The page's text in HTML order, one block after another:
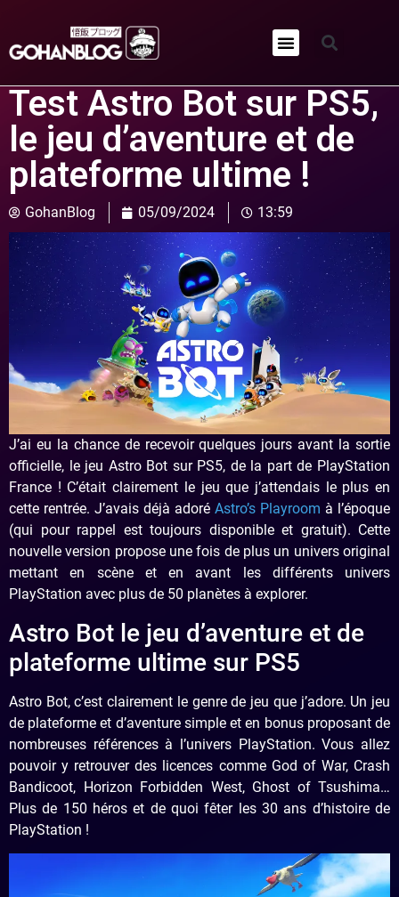
Test Astro Bot sur PS5,
le jeu d’aventure et de
plateforme ultime !
GohanBlog 05/09/2024 13:59
J’ai eu la chance de recevoir quelques jours avant la sortie
officielle, le jeu Astro Bot sur PS5, de la part de PlayStation
France ! C’était clairement le jeu que j’attendais le plus en
cette rentrée. J’avais déjà adoré Astro’s Playroom à l’époque
(qui pour rappel est toujours disponible et gratuit). Cette
nouvelle version propose une fois de plus un univers original
mettant en scène et en avant les différents univers
PlayStation avec plus de 50 planètes à explorer.
Astro Bot le jeu d’aventure et de
plateforme ultime sur PS5
Astro Bot, c’est clairement le genre de jeu que j’adore. Un jeu
de plateforme et d’aventure simple et en bonus proposant de
nombreuses références à l’univers PlayStation. Vous allez
pouvoir y retrouver des licences comme God of War, Crash
Bandicoot, Horizon Forbidden West, Ghost of Tsushima…
Plus de 150 héros et de quoi fêter les 30 ans d’histoire de
PlayStation !